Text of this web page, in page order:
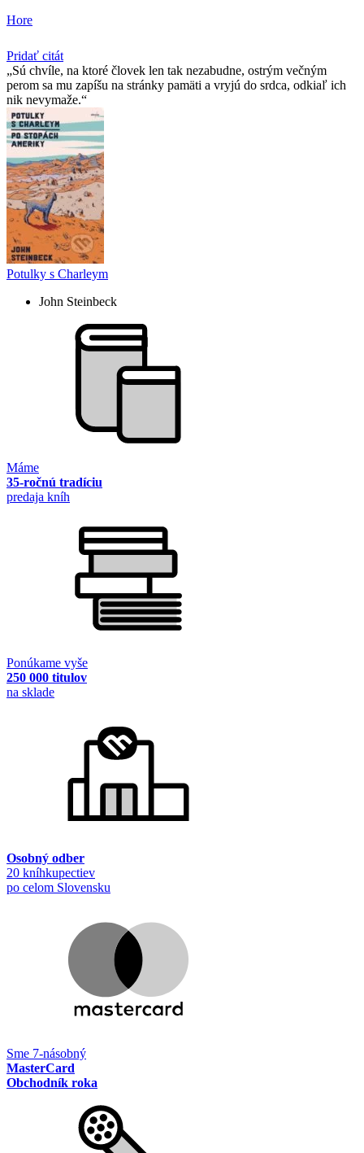
Hore
Pridať citát
Sú chvíle, na ktoré človek len tak nezabudne, ostrým večným
perom sa mu zapíšu na stránky pamäti a vryjú do srdca, odkiaľ ich
nik nevymaže.
Potulky s Charleym
John Steinbeck
Máme
35-ročnú tradíciu
predaja kníh
Ponúkame vyše
250 000 titulov
na sklade
Osobný odber
20 kníhkupectiev
po celom Slovensku
Sme 7-násobný
MasterCard
Obchodník roka